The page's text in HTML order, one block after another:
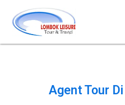
Agent Tour